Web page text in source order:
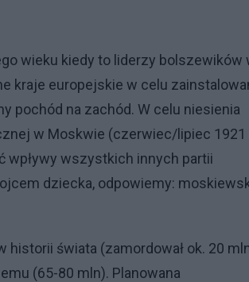
wieku kiedy to liderzy bolszewików
kraje europejskie w celu
pochód na zachód. W celu niesienia
w Moskwie (czerwiec/lipiec 1921
wszystkich innych partii
dziecka, odpowiemy:
świata (zamordował ok. 20
(65-80 mln). Planowana